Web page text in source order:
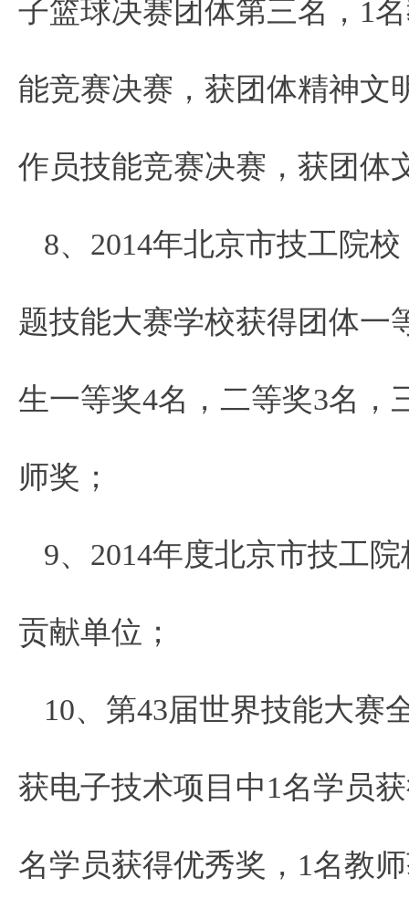
子篮球决赛团体第三名，1
能竞赛决赛，获团体精神文
作员技能竞赛决赛，获团体
8、2014年北京市技工院
题技能大赛学校获得团体一
生一等奖4名，二等奖3名，
师奖；
9、2014年度北京市技工
贡献单位；
10、第43届世界技能大赛
获电子技术项目中1名学员
名学员获得优秀奖，1名教